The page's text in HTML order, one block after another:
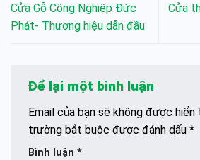
Cửa Gỗ Công Nghiệp Đức
Phát- Thương hiệu dẫn đầu
Cửa
Để lại một bình luận
Email của bạn sẽ không được hiển
trường bắt buộc được đánh dấu *
Bình luận *